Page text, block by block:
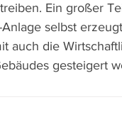
Ein großer
selbst
auch die
gesteigert